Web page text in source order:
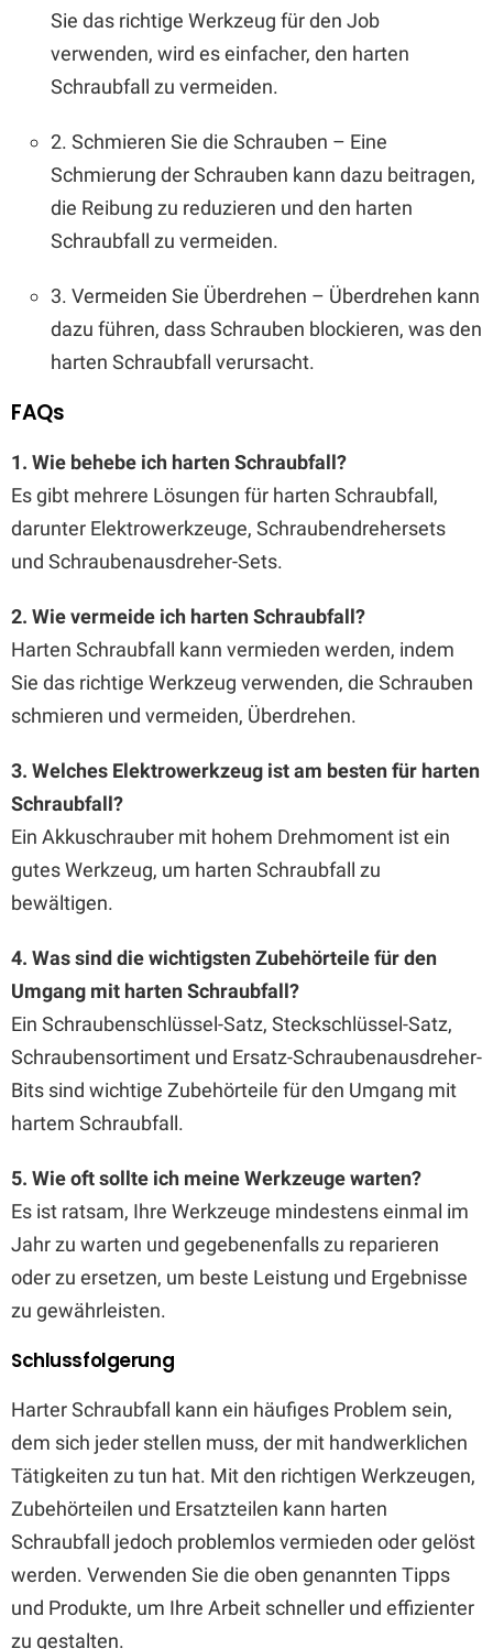
Sie das richtige Werkzeug für den Job
verwenden, wird es einfacher, den harten
Schraubfall zu vermeiden.
2. Schmieren Sie die Schrauben – Eine
Schmierung der Schrauben kann dazu beitragen,
die Reibung zu reduzieren und den harten
Schraubfall zu vermeiden.
3. Vermeiden Sie Überdrehen – Überdrehen kann
dazu führen, dass Schrauben blockieren, was den
harten Schraubfall verursacht.
FAQs
1. Wie behebe ich harten Schraubfall?
Es gibt mehrere Lösungen für harten Schraubfall,
darunter Elektrowerkzeuge, Schraubendrehersets
und Schraubenausdreher-Sets.
2. Wie vermeide ich harten Schraubfall?
Harten Schraubfall kann vermieden werden, indem
Sie das richtige Werkzeug verwenden, die Schrauben
schmieren und vermeiden, Überdrehen.
3. Welches Elektrowerkzeug ist am besten für harten
Schraubfall?
Ein Akkuschrauber mit hohem Drehmoment ist ein
gutes Werkzeug, um harten Schraubfall zu
bewältigen.
4. Was sind die wichtigsten Zubehörteile für den
Umgang mit harten Schraubfall?
Ein Schraubenschlüssel-Satz, Steckschlüssel-Satz,
Schraubensortiment und Ersatz-Schraubenausdreher-
Bits sind wichtige Zubehörteile für den Umgang mit
hartem Schraubfall.
5. Wie oft sollte ich meine Werkzeuge warten?
Es ist ratsam, Ihre Werkzeuge mindestens einmal im
Jahr zu warten und gegebenenfalls zu reparieren
oder zu ersetzen, um beste Leistung und Ergebnisse
zu gewährleisten.
Schlussfolgerung
Harter Schraubfall kann ein häufiges Problem sein,
dem sich jeder stellen muss, der mit handwerklichen
Tätigkeiten zu tun hat. Mit den richtigen Werkzeugen,
Zubehörteilen und Ersatzteilen kann harten
Schraubfall jedoch problemlos vermieden oder gelöst
werden. Verwenden Sie die oben genannten Tipps
und Produkte, um Ihre Arbeit schneller und effizienter
zu gestalten.